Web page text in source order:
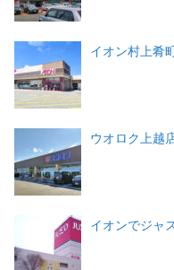
イオン村上肴
ウオロク上越
イオンでジャ